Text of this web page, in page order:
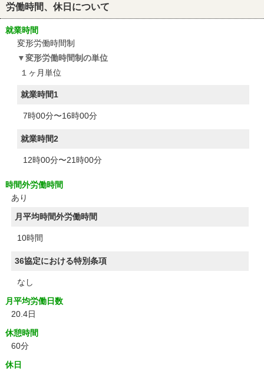
労働時間、休日について
就業時間
変形労働時間制
変形労働時間制の単位
１ヶ月単位
就業時間1
7時00分〜16時00分
就業時間2
12時00分〜21時00分
時間外労働時間
あり
月平均時間外労働時間
10時間
36協定における特別条項
なし
月平均労働日数
20.4日
休憩時間
60分
休日